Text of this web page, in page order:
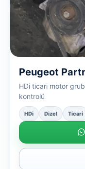
Peugeot
HDi ticari motor
kontrolü
HDi Dizel Ticari